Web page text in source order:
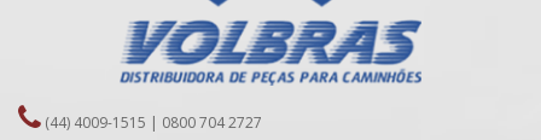
(44) 4009-1515 | 0800 704 2727